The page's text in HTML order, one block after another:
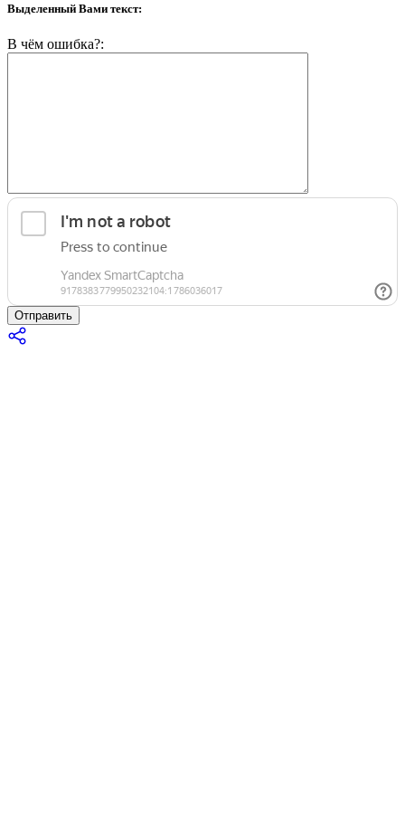
Выделенный Вами текст:
В чём ошибка?:
Отправить